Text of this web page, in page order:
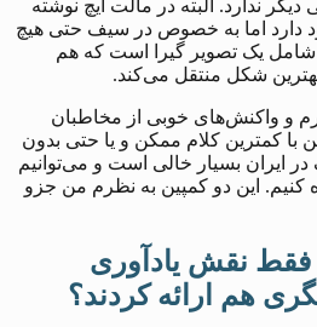
ندارد. البته در مالت ایچ نوشته
دارد اما به خصوص در سیف حتی هیچ
شامل یک تصویر گیرا است که هم
شکل منتقل می‌کند.
و واکنش‌های خوبی از مخاطبان
کمترین کلام ممکن و یا حتی بدون
ایران بسیار خالی است و می‌توانیم
کنیم. این دو کمپین به نظرم من جزو
فقط نقش یادآوری
هم ارائه کردند؟